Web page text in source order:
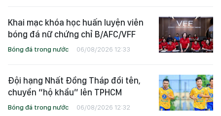
Khai mạc khóa học huấn luyện viên
bóng đá nữ chứng chỉ B/AFC/VFF
Bóng đá trong nước 06/08/2026 12:33
Đội hạng Nhất Đồng Tháp đổi tên,
chuyển “hộ khẩu” lên TPHCM
Bóng đá trong nước 06/08/2026 12:32